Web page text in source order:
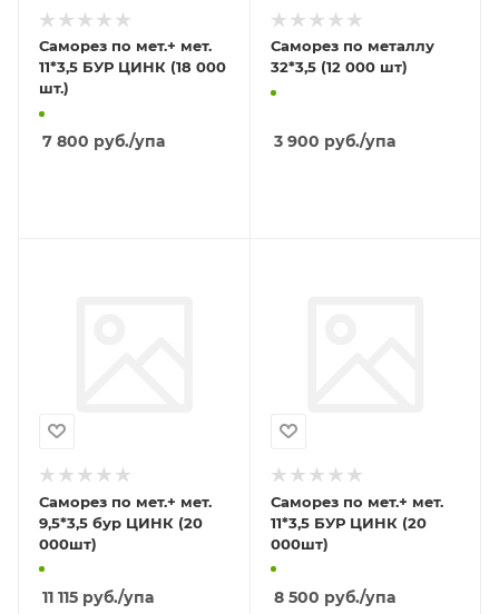
Саморез по мет.+ мет.
11*3,5 БУР ЦИНК (18 000
шт.)
7 800 руб./упа
Саморез по металлу
32*3,5 (12 000 шт)
3 900 руб./упа
Саморез по мет.+ мет.
9,5*3,5 бур ЦИНК (20
000шт)
11 115 руб./упа
Саморез по мет.+ мет.
11*3,5 БУР ЦИНК (20
000шт)
8 500 руб./упа